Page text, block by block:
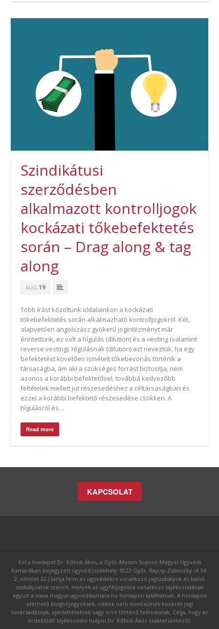
Szindikátusi
szerződésben
alkalmazott kontrolljogok
kockázati tőkebefektetés
során – Drag along & tag
along
AUG 19
Több írást közöltünk oldalainkon a kockázati
tökebefektetés során alkalmazható kontrolljogokról. Két,
alapvetően angolszász gyökerű jogintézményt már
érintettünk, ez volt a hígulás (dilution) és a vesting (valamint
reverse vesting). Hígulásnak (dilution) azt neveztük, ha egy
befektetést követően ismételt tőkebevonás történik a
társaságba, ám aki a szükséges forrást biztosítja, nem
azonos a korábbi befektetővel, továbbá kedvezőbb
feltételek mellett jut részesedéshez a céltársaságban és
ezzel a korábbi befektető részesedése csökken. A
hígulásról és…
Read more
KAPCSOLAT
Ezt a honlapot Dr. Kőhidi Ákos, a Győr-Moson-Sopron Megyei Ügyvédi
Kamarában bejegyzett ügyvéd (székhely: 9022 Győr, Bajcsy-Zsilinszky út 54.
2. emelet 22.) tartja fenn az ügyvédekre vonatkozó jogszabályok és belső
szabályzatok szerint, melyek az ügyféljogokra vonatkozó tájékoztatással
együtt a www.magyarugyvedikamara.hu honlapon találhatóak. A honlapon
elérhető blogbejegyzések, cikkek nem minősülnek konkrét jogi
tanácsadásnak, ajánlattételnek vagy erre történő felhívásnak. Célja, hogy az
érdeklődő tájékozódni tudjon Dr. Kőhidi Ákos szakterületeiről.